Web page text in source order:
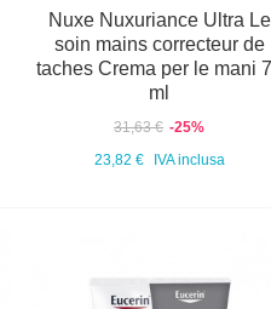
Nuxe Nuxuriance Ultra Le
soin mains correcteur de
taches Crema per le mani
ml
31,63 € -25%
23,82 €
IVA inclusa